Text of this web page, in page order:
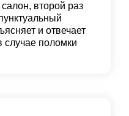
второй раз
и отвечает
случае поломки